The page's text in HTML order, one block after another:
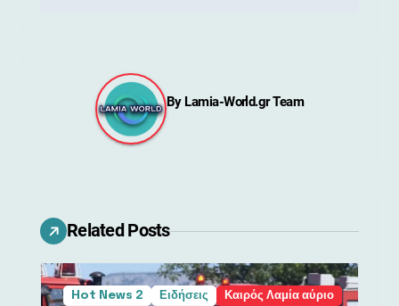
ά
ρ
θ
By Lamia-World.gr Team
Related Posts
Hot News 2 Ειδήσεις
Καιρός Λαμία αύριο